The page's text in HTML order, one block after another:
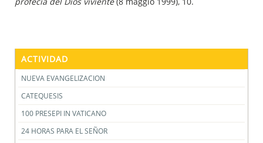
ACTIVIDAD
NUEVA EVANGELIZACION
CATEQUESIS
100 PRESEPI IN VATICANO
24 HORAS PARA EL SEÑOR